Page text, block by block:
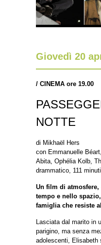
Giovedì 20
/ CINEMA ore 19.00
NOTTE
di Mikhaël Hers
con Emmanuelle
Abita, Ophélia Kolb,
drammatico, 111
Un film di atmosfere,
tempo e nello
famiglia che resiste
Lasciata dal marito in
parigino, ma senza
adolescenti, Elisabeth